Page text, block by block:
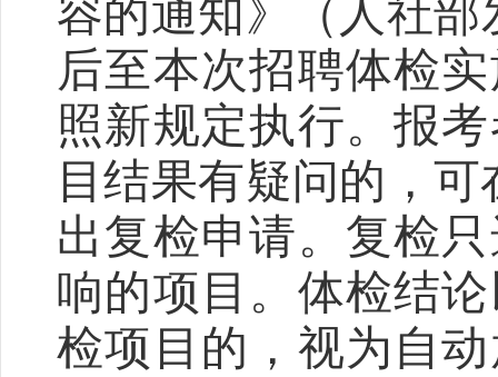
容的通知》（人社部
后至本次招聘体检
照新规定执行。报
目结果有疑问的，
出复检申请。复检
响的项目。体检结
检项目的，视为自